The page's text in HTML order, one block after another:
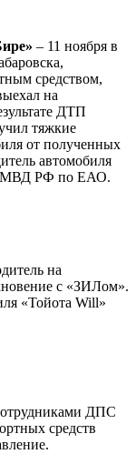
– 11 ноября в
средством,
на
ДТП
тяжкие
от полученных
автомобиля
УМВД РФ по ЕАО.
на
с «ЗИЛом».
«Тойота Will»
ДПС
средств